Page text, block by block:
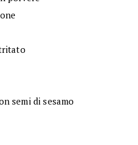
semi di sesamo